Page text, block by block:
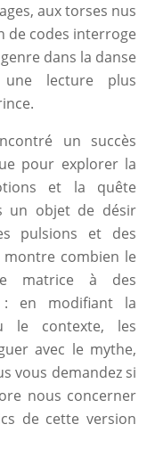
aux torses nus
de codes interroge
dans la danse
lecture plus
un succès
pour explorer la
et la quête
un objet de désir
pulsions et des
montre combien le
matrice à des
: en modifiant la
le contexte, les
avec le mythe,
vous demandez si
nous concerner
de cette version